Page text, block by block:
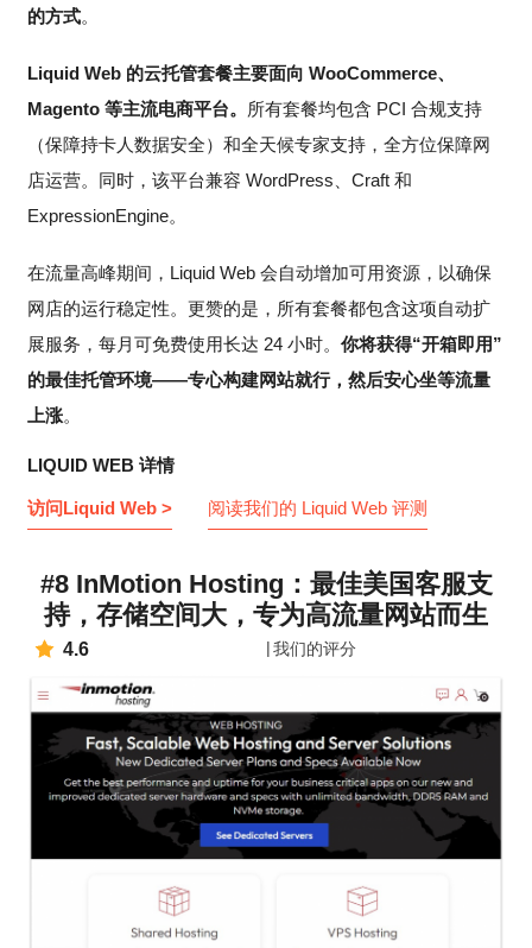
的方式。
Liquid Web 的云托管套餐主要面向 WooCommerce、
Magento 等主流电商平台。
所有套餐均包含 PCI 合规支持
（保障持卡人数据安全）和全天候专家支持，全方位保障网
店运营。同时，该平台兼容 WordPress、Craft 和
ExpressionEngine。
在流量高峰期间，Liquid Web 会自动增加可用资源，以确保
网店的运行稳定性。更赞的是，所有套餐都包含这项自动扩
展服务，每月可免费使用长达 24 小时。 你将获得“开箱即用”
的最佳托管环境——专心构建网站就行，然后安心坐等流量
上涨。
LIQUID WEB 详情
访问Liquid Web > 阅读我们的 Liquid Web 评测
#8 InMotion Hosting：最佳美国客服支
持，存储空间大，专为高流量网站而生
4.6 我们的评分